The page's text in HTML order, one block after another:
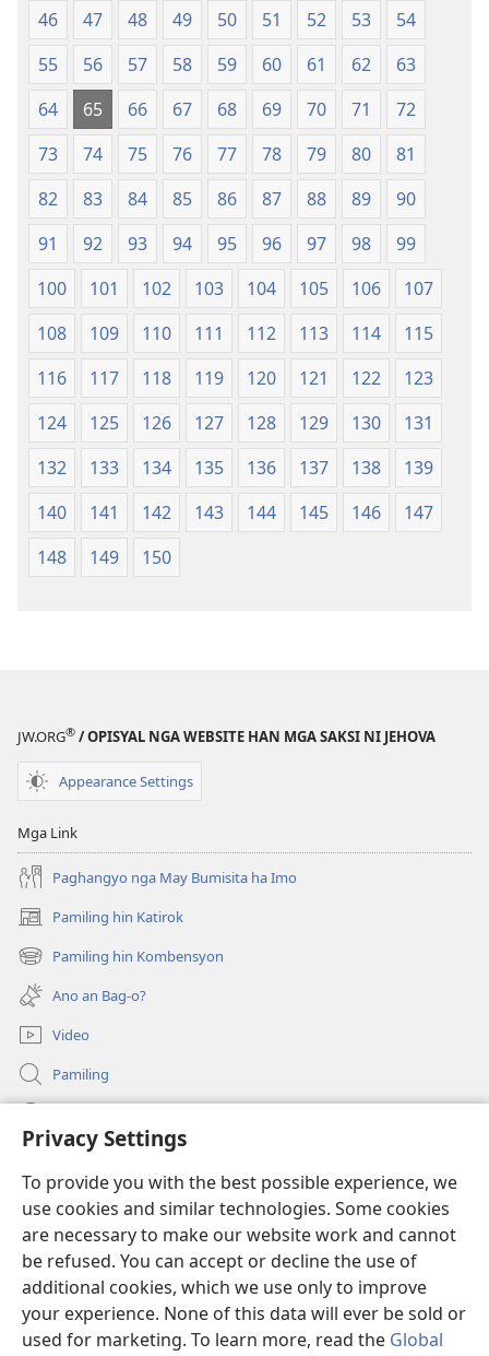
Privacy Settings
To provide you with the best possible experience, we
use cookies and similar technologies. Some cookies
are necessary to make our website work and cannot
be refused. You can accept or decline the use of
additional cookies, which we use only to improve
your experience. None of this data will ever be sold or
used for marketing. To learn more, read the Global
46
47 48 49 50 51 52 53
54
55
56 57 58 59 60 61 62
63
64
65 66 67 68 69 70 71
72
73
74 75 76 77 78 79 80
81
82
83 84 85 86 87 88 89
90
91
92 93 94 95 96 97 98
99
100
101 102 103 104 105 106
107
108
109 110 111 112 113 114
115
116
117 118 119 120 121 122
123
124
125 126 127 128 129 130
131
132
133 134 135 136 137 138
139
140
141 142 143 144 145 146
147
148
149 150
JW.ORG® / OPISYAL NGA WEBSITE HAN MGA SAKSI NI JEHOVA
Appearance Settings
Mga Link
Paghangyo nga May Bumisita ha Imo
Pamiling hin Katirok
(opens
new
window)
Pamiling hin Kombensyon
(opens
new
window)
Ano an Bag-o?
Video
Pamiling
(opens
window)Watchtower ONLINE LIBRARY
(opens
new
window)JW Hub ®
(opens
new
window)